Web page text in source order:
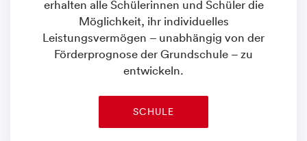
erhalten alle Schülerinnen und Schüler die
Möglichkeit, ihr individuelles
Leistungsvermögen – unabhängig von der
Förderprognose der Grundschule – zu
entwickeln.
SCHULE